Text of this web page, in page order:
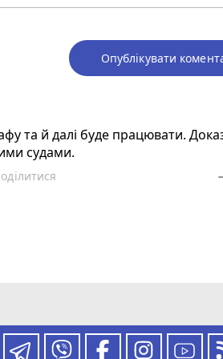
Опублікувати
та й далі буде працювати.
судами.